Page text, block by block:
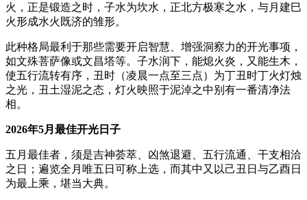
火，正是锻造之时，子水为坎水，正北方极寒之水，与月建巳
火形成水火既济的雏形。
此种格局最利于那些需要开启智慧、增强洞察力的开光事项，
如文殊菩萨像或文昌塔等。子水润下，能熄火炎，又能生木，
使五行流转有序，丑时（凌晨一点至三点）为丁丑时丁火灯烛
之光，丑土湿泥之态，灯火映照于泥淖之中别有一番清净法
相。
2026年5月最佳开光日子
五月最佳者，须是吉神荟萃、凶煞退避、五行流通、干支相洽
之日；遍览全月唯五日可称上选，而其中又以己丑日与乙酉日
为最上乘，堪当大典。